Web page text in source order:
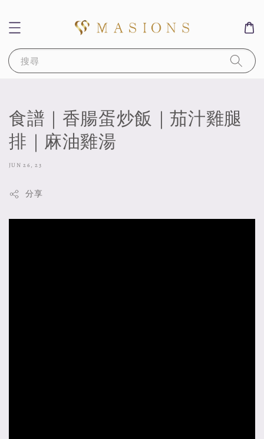
搜尋
食譜｜香腸蛋炒飯｜茄汁雞腿
排｜麻油雞湯
JUN 26, 23
分享